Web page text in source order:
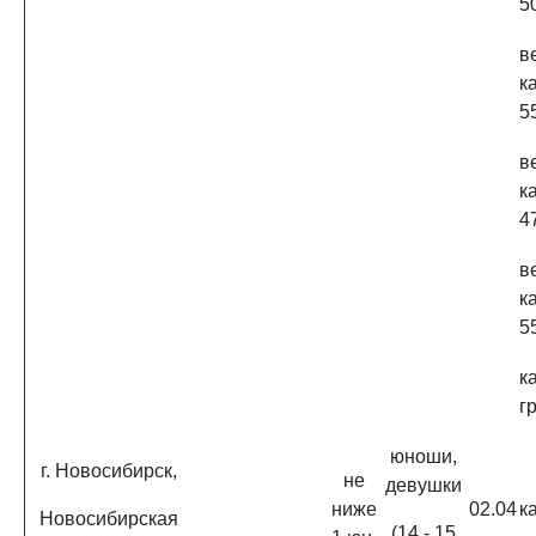
г. Новосибирск,
Новосибирская
не
ниже
юноши,
девушки
02.04